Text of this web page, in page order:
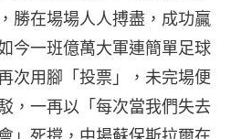
勝在場場人人搏盡，成功贏
今一班億萬大軍連簡單足球
次用腳「投票」，未完場便
，一再以「每次當我們失去